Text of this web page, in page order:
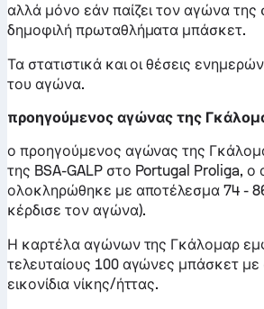
αλλά μόνο εάν παίζει τον αγώνα της
δημοφιλή πρωταθλήματα μπάσκετ.
Τα στατιστικά και οι θέσεις
του αγώνα.
προηγούμενος αγώνας της
ο προηγούμενος αγώνας της
της BSA-GALP στο Portugal Proliga, ο
ολοκληρώθηκε με αποτέλεσμα 74 -
κέρδισε τον αγώνα).
Η καρτέλα αγώνων της Γκάλομαρ
τελευταίους 100 αγώνες μπάσκετ με
εικονίδια νίκης/ήττας.